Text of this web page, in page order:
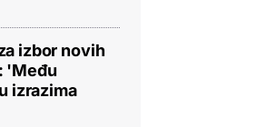
izbor novih
'Među
izrazima